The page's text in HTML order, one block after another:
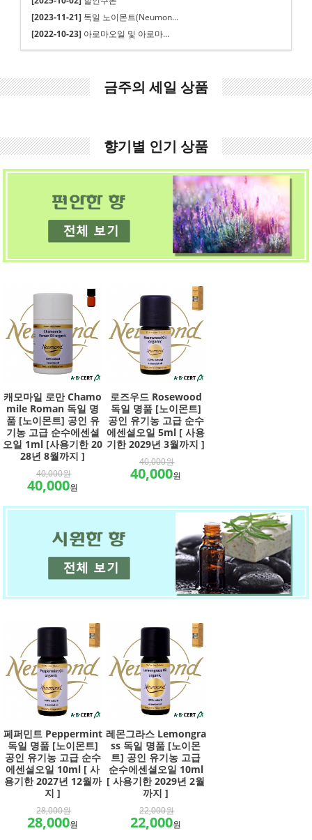
[2023-11-21]독일 노이몬트(Neumon...
[2022-10-23]아로마오일 및 아로마...
금주의 세일 상품
향기별 인기 상품
캐모마일 로만 Chamo
mile Roman 독일 명
품 [노이몬트] 공인 유
기농 고급 순수에센셜
오일 1ml [사용기한 20
28년 8월까지 ]
40,000원
40,000원
로즈우드 Rosewood
독일 명품 [노이몬트]
공인 유기농 고급 순수
에센셜오일 5ml [ 사용
기한 2029년 3월까지 ]
40,000원
40,000원
페퍼민트 Peppermint
독일 명품 [노이몬트]
공인 유기농 고급 순수
에센셜오일 10ml [ 사
용기한 2027년 12월까
지 ]
28,000원
28,000원
레몬그라스 Lemongra
ss 독일 명품 [노이몬
트] 공인 유기농 고급
순수에센셜오일 10ml
[ 사용기한 2029년 2월
까지 ]
22,000원
22,000원